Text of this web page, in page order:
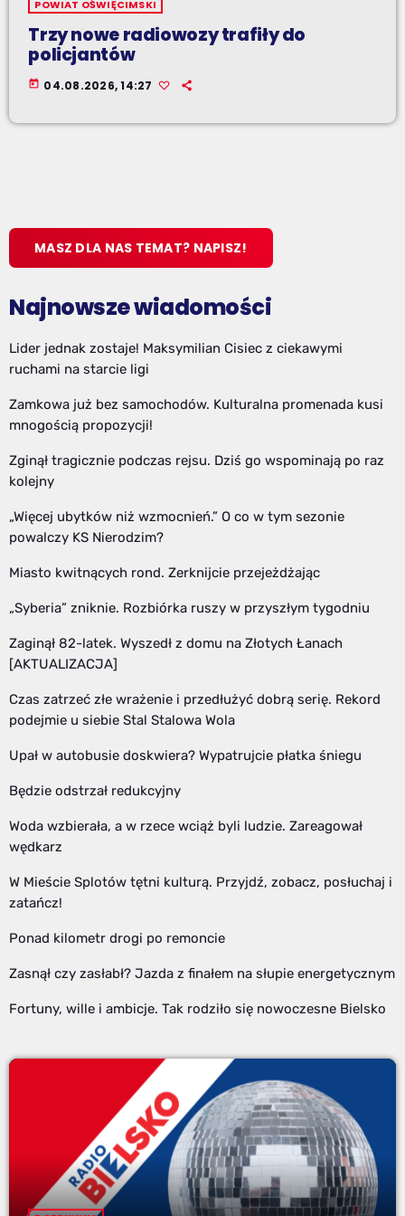
POWIAT OŚWIĘCIMSKI
Trzy nowe radiowozy trafiły do
policjantów
today 04.08.2026, 14:27
MASZ DLA NAS TEMAT? NAPISZ!
Najnowsze wiadomości
Lider jednak zostaje! Maksymilian Cisiec z ciekawymi
ruchami na starcie ligi
Zamkowa już bez samochodów. Kulturalna promenada kusi
mnogością propozycji!
Zginął tragicznie podczas rejsu. Dziś go wspominają po raz
kolejny
„Więcej ubytków niż wzmocnień.” O co w tym sezonie
powalczy KS Nierodzim?
Miasto kwitnących rond. Zerknijcie przejeżdżając
„Syberia” zniknie. Rozbiórka ruszy w przyszłym tygodniu
Zaginął 82-latek. Wyszedł z domu na Złotych Łanach
[AKTUALIZACJA]
Czas zatrzeć złe wrażenie i przedłużyć dobrą serię. Rekord
podejmie u siebie Stal Stalowa Wola
Upał w autobusie doskwiera? Wypatrujcie płatka śniegu
Będzie odstrzał redukcyjny
Woda wzbierała, a w rzece wciąż byli ludzie. Zareagował
wędkarz
W Mieście Splotów tętni kulturą. Przyjdź, zobacz, posłuchaj i
zatańcz!
Ponad kilometr drogi po remoncie
Zasnął czy zasłabł? Jazda z finałem na słupie energetycznym
Fortuny, wille i ambicje. Tak rodziło się nowoczesne Bielsko